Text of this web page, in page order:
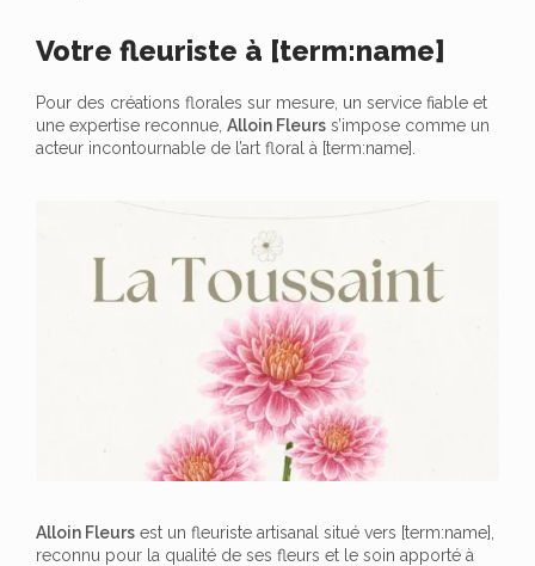
Votre fleuriste à [term:name]
Pour des créations florales sur mesure, un service fiable et
une expertise reconnue, Alloin Fleurs s’impose comme un
acteur incontournable de l’art floral à [term:name].
Alloin Fleurs est un fleuriste artisanal situé vers [term:name],
reconnu pour la qualité de ses fleurs et le soin apporté à